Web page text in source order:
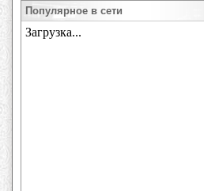
Популярное в сети